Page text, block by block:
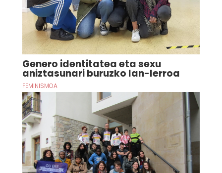
Genero identitatea eta sexu
aniztasunari buruzko lan-lerroa
FEMINISMOA